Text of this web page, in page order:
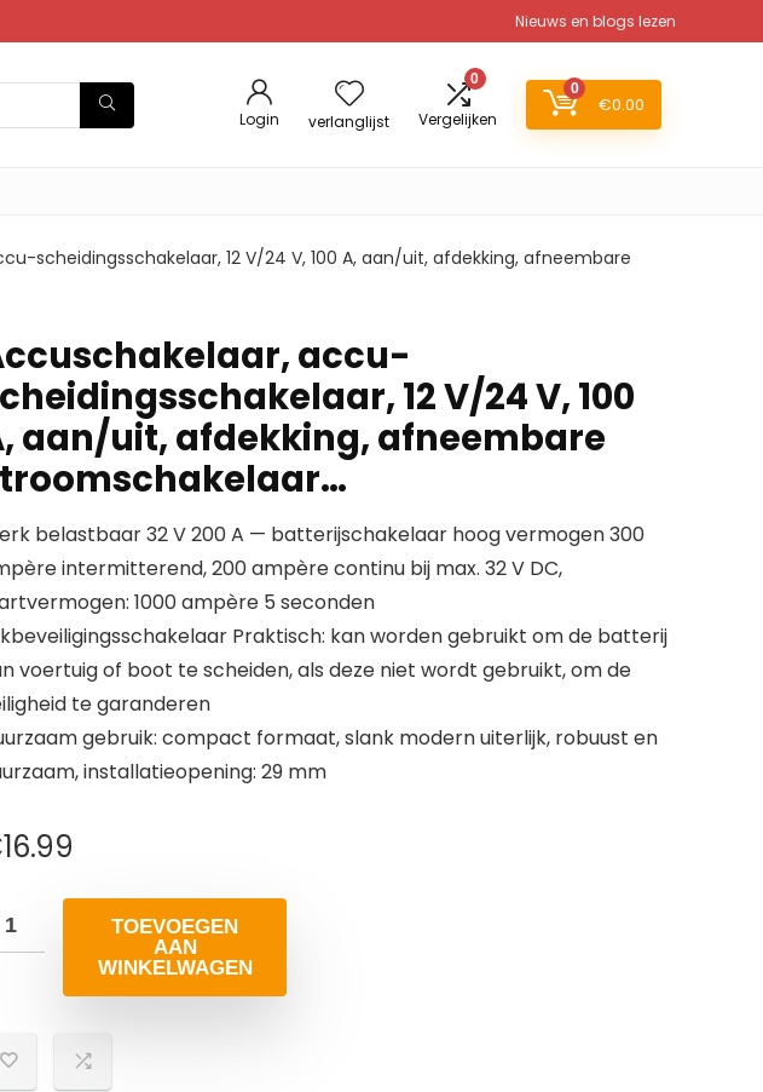
Nieuws en blogs lezen
Login verlanglijst
0
Vergelijken
0
€0.00
scheidingsschakelaar, 12 V/24 V, 100 A, aan/uit, afdekking, afneembare
accu-
12 V/24 V, 100
aan/uit, afdekking, afneembare
belastbaar 32 V 200 A — batterijschakelaar hoog vermogen 300
intermitterend, 200 ampère continu bij max. 32 V DC,
1000 ampère 5 seconden
Praktisch: kan worden gebruikt om de batterij
voertuig of boot te scheiden, als deze niet wordt gebruikt, om de
te garanderen
gebruik: compact formaat, slank modern uiterlijk, robuust en
installatieopening: 29 mm
16.99
TOEVOEGEN
AAN
WINKELWAGEN